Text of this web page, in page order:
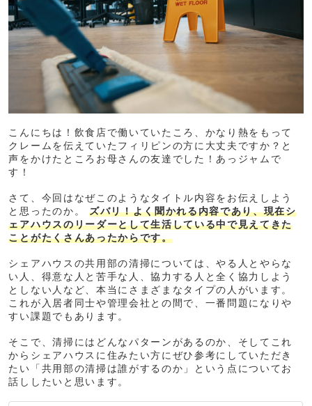
こんにちは！飲食店で働いていたころ、かなり熱をもって
クレームを伝えていたフィリピンの方に大丈夫ですか？と
声をかけたところお母さんの友達でした！あっジャムで
す！
さて、今回はなぜこのようなタイトル内容をお伝えしよう
と思ったのか。 ズバリ！よく聞かれる内容であり、現在シ
ェアハウスのリーダーとして生活している中で見えてきた
ことがたくさんあったからです。
シェアハウスの共用部の清掃については、やる人とやらな
い人、得意な人と苦手な人、協力する人と全く協力しよう
としない人など、本当にさまざまなタイプの人がいます。
これが入居者同士や管理会社との間で、一番問題になりや
すい課題でもあります。
そこで、清掃にはどんなパターンがあるのか、そしてこれ
からシェアハウスに住みたい方にぜひ参考にしていただき
たい「共用部の清掃は誰がするのか」という点についてお
話ししたいと思います。